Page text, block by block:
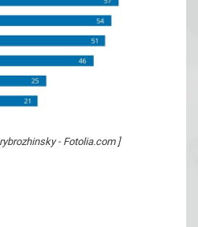
- Fotolia.com ]